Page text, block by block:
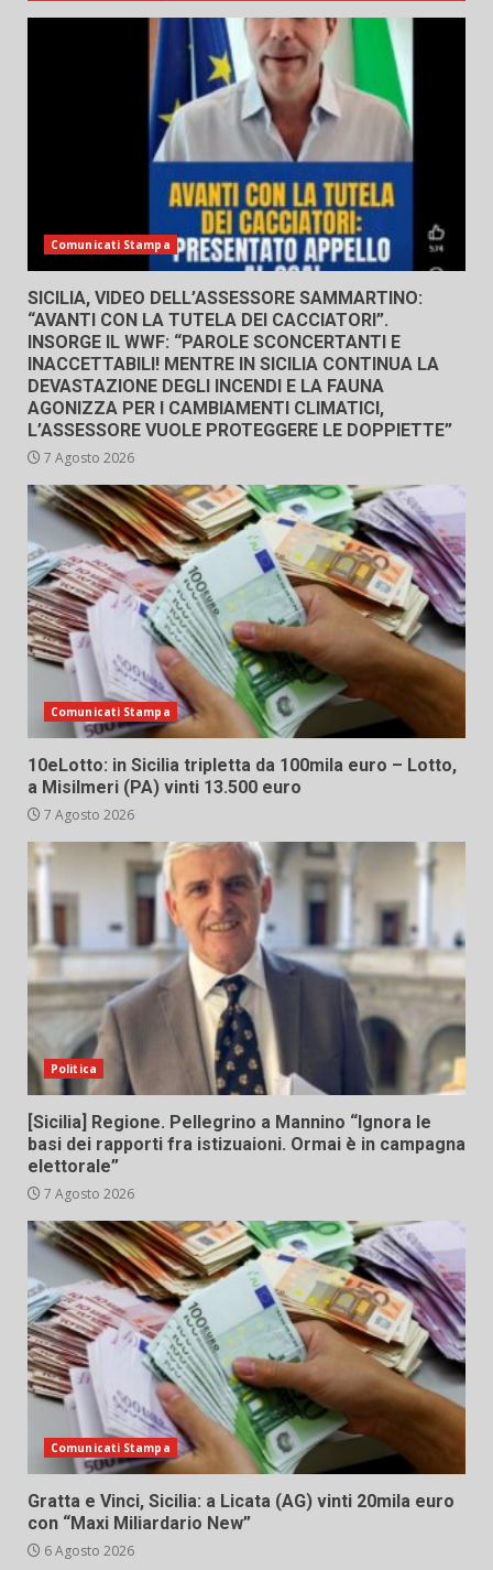
Comunicati Stampa
SICILIA, VIDEO DELL’ASSESSORE SAMMARTINO:
“AVANTI CON LA TUTELA DEI CACCIATORI”.
INSORGE IL WWF: “PAROLE SCONCERTANTI E
INACCETTABILI! MENTRE IN SICILIA CONTINUA LA
DEVASTAZIONE DEGLI INCENDI E LA FAUNA
AGONIZZA PER I CAMBIAMENTI CLIMATICI,
L’ASSESSORE VUOLE PROTEGGERE LE DOPPIETTE”
7 Agosto 2026
Comunicati Stampa
10eLotto: in Sicilia tripletta da 100mila euro – Lotto,
a Misilmeri (PA) vinti 13.500 euro
7 Agosto 2026
Politica
[Sicilia] Regione. Pellegrino a Mannino “Ignora le
basi dei rapporti fra istizuaioni. Ormai è in campagna
elettorale”
7 Agosto 2026
Comunicati Stampa
Gratta e Vinci, Sicilia: a Licata (AG) vinti 20mila euro
con “Maxi Miliardario New”
6 Agosto 2026